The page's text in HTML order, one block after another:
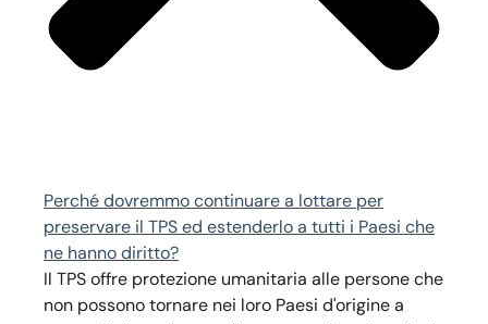
Perché dovremmo continuare a lottare per
preservare il TPS ed estenderlo a tutti i Paesi che
ne hanno diritto?
Il TPS offre protezione umanitaria alle persone che
non possono tornare nei loro Paesi d'origine a